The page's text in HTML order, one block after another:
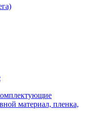
материал, пленка,